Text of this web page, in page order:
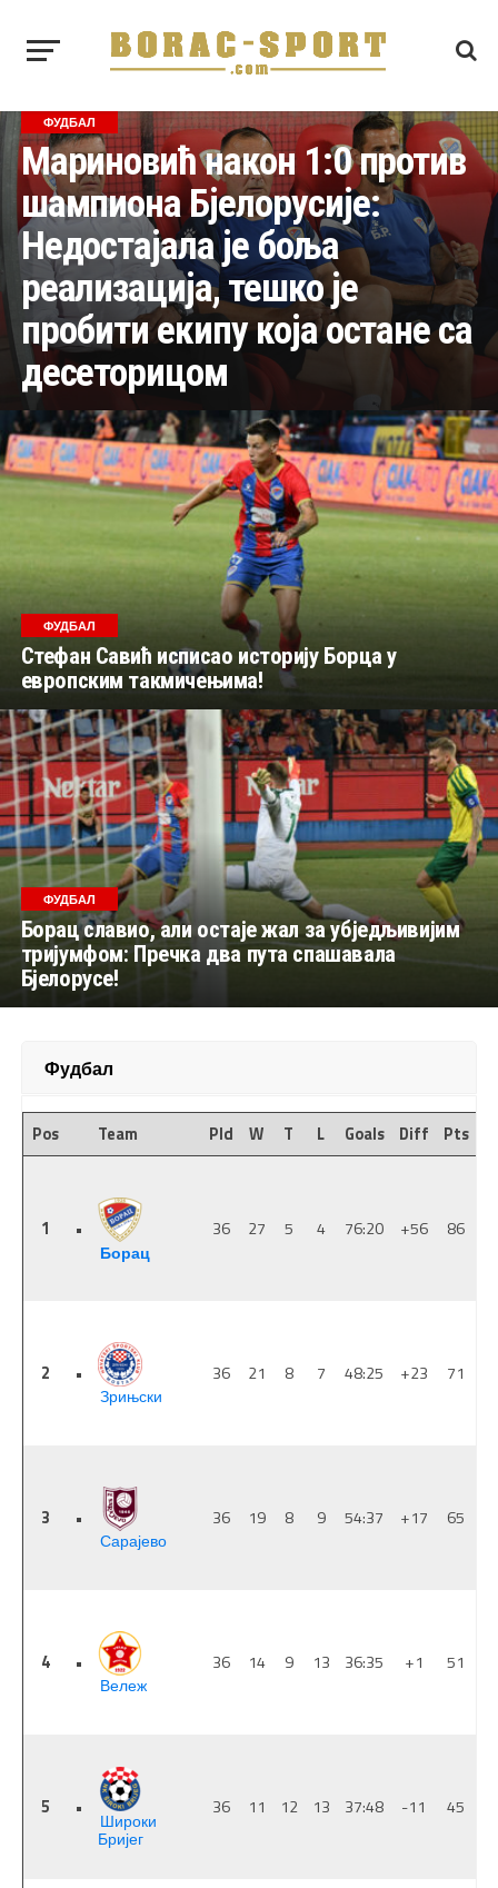
ФУДБАЛ
Мариновић након 1:0 против
шампиона Бјелорусије:
Недостајала је боља
реализација, тешко је
пробити екипу која остане са
десеторицом
ФУДБАЛ
Стефан Савић исписао историју Борца у
европским такмичењима!
ФУДБАЛ
Борац славио, али остаје жал за убједљивијим
тријумфом: Пречка два пута спашавала
Бјелорусе!
Фудбал